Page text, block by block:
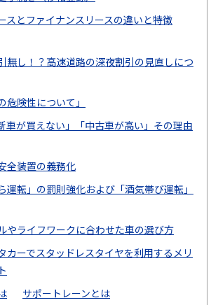
スとファイナンスリースの違いと特徴
無し！？高速道路の深夜割引の見直しにつ
危険性について」
が買えない」「中古車が高い」その理由
全装置の義務化
運転」の罰則強化および「酒気帯び運転」
やライフワークに合わせた車の選び方
カーでスタッドレスタイヤを利用するメリ
サポートレーンとは